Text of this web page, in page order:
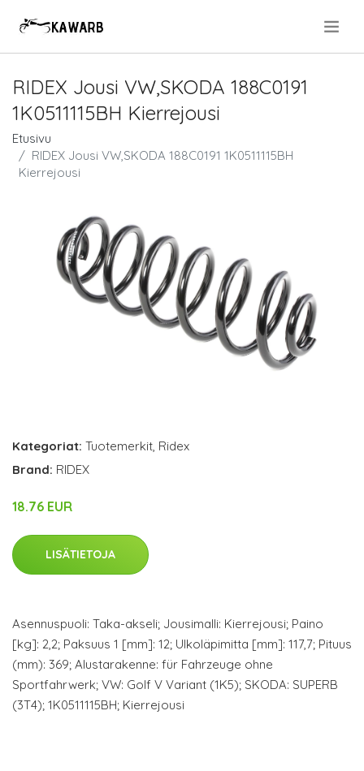
RIDEX Jousi VW,SKODA 188C0191
1K0511115BH Kierrejousi
Etusivu
RIDEX Jousi VW,SKODA 188C0191 1K0511115BH
Kierrejousi
Kategoriat: Tuotemerkit Ridex
Brand: RIDEX
18.76 EUR
LISÄTIETOJA
Asennuspuoli: Taka-akseli; Jousimalli: Kierrejousi; Paino
[kg]: 2,2; Paksuus 1 [mm]: 12; Ulkoläpimitta [mm]: 117,7; Pituus
(mm): 369; Alustarakenne: für Fahrzeuge ohne
Sportfahrwerk; VW: Golf V Variant (1K5); SKODA: SUPERB
(3T4); 1K0511115BH; Kierrejousi